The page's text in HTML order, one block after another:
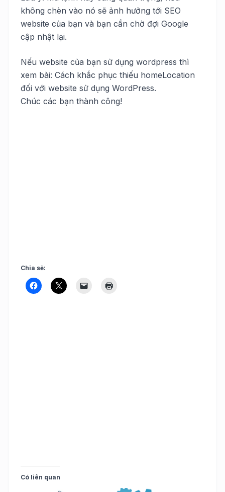
không chèn vào nó sẽ ảnh hưởng tới SEO
website của bạn và bạn cần chờ đợi Google
cập nhật lại.
Nếu website của bạn sử dụng wordpress thì
xem bài: Cách khắc phục thiếu homeLocation
đối với website sử dụng WordPress.
Chúc các bạn thành công!
Chia sẻ:
Có liên quan